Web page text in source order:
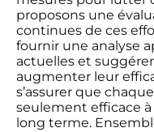
proposons une
continues de ces
fournir une analyse
actuelles et
augmenter leur
s’assurer que
seulement efficace
long terme.